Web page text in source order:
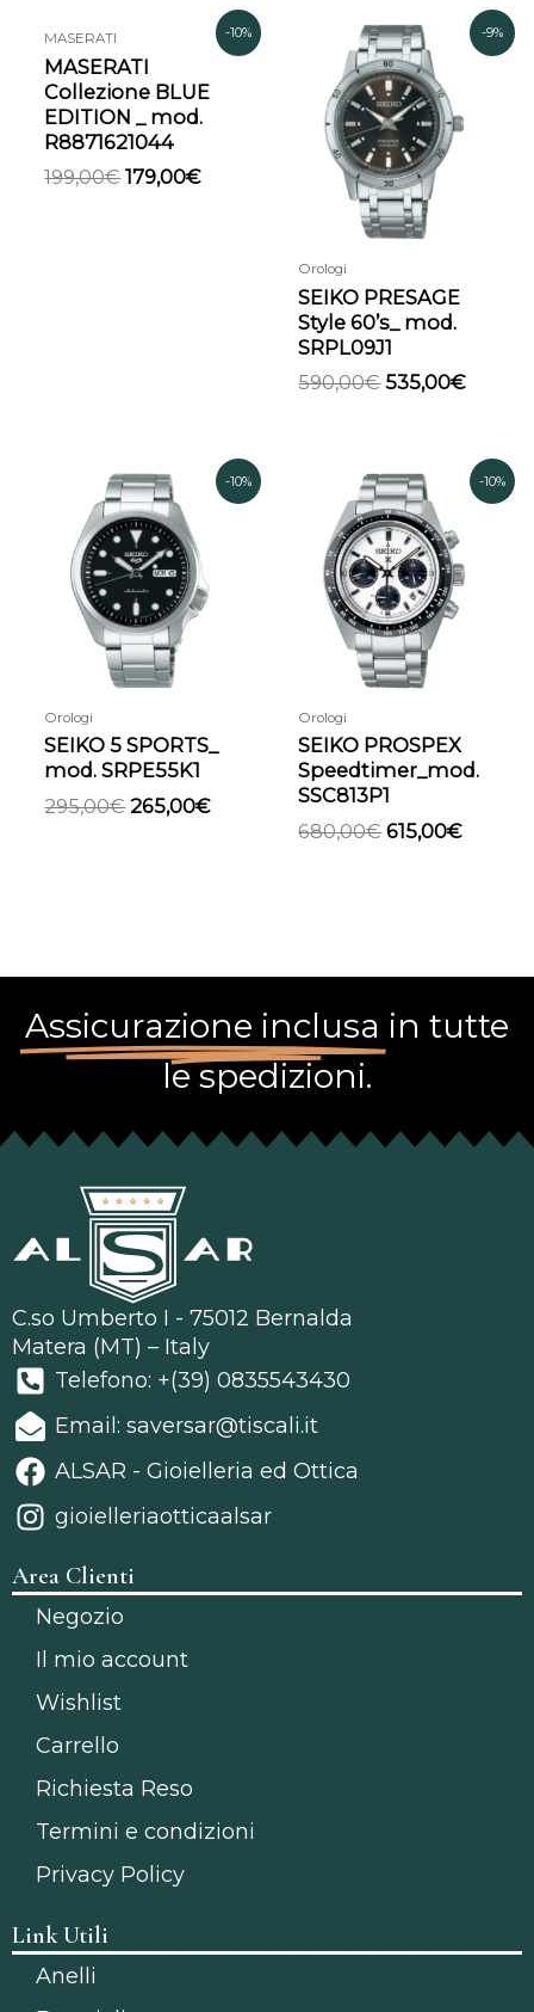
-10%
MASERATI
MASERATI
Collezione BLUE
EDITION _ mod.
R8871621044
199,00€
originale
era:
199,00€.
179,00€
prezzo
è:
179,00€.
-9%
Orologi
SEIKO PRESAGE
Style 60’s_ mod.
SRPL09J1
590,00€
Il
prezzo
originale
era:
590,00€.
535,00€
Il
prezzo
-10%
Orologi
SEIKO 5 SPORTS_
mod. SRPE55K1
295,00€
Il
prezzo
originale
era:
295,00€.
265,00€
Il
prezzo
-10%
Orologi
SEIKO PROSPEX
Speedtimer_mod.
SSC813P1
680,00€
Il
prezzo
originale
era:
680,00€.
615,00€
Il
prezzo
Assicurazione inclusa in tutte
le spedizioni.
C.so Umberto I - 75012 Bernalda
Matera (MT) – Italy
Telefono: +(39) 0835543430
Email: saversar@tiscali.it
ALSAR - Gioielleria ed Ottica
gioielleriaotticaalsar
Area Clienti
Negozio
Il mio account
Wishlist
Carrello
Richiesta Reso
Termini e condizioni
Privacy Policy
Link Utili
Anelli